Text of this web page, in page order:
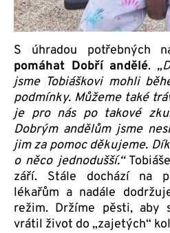
S úhradou potřebných
pomáhat Dobří andělé.
jsme Tobiáškovi mohli
podmínky. Můžeme také
je pro nás po takové
Dobrým andělům jsme
jim za pomoc děkujeme.
o něco jednodušší.“
září. Stále dochází na
lékařům a nadále
režim. Držíme pěsti, aby
vrátil život do „zajetých“